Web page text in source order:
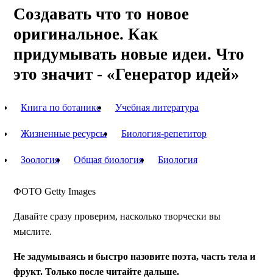
Создавать что то новое
оригинальное. Как
придумывать новые идеи. Что
это значит - «Генератор идей»
Книга по ботанике Учебная литература
Жизненные ресурсы Биология-репетитор
Зоология Общая биология Биология
ФОТО Getty Images
Давайте сразу проверим, насколько творчески вы
мыслите.
Не задумываясь и быстро назовите поэта, часть тела и
фрукт. Только после читайте дальше.